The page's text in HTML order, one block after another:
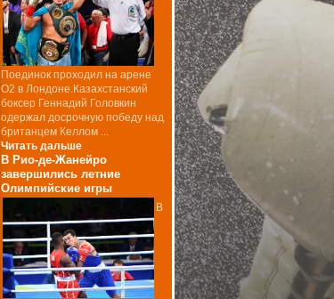
Поединок проходил на арене
О2 в Лондоне.Казахстанский
боксер Геннадий Головкин
одержал досрочную победу над
британцем Келлом ...
Читать дальше
В Рио-де-Жанейро
завершились летние
Олимпийские игры
В